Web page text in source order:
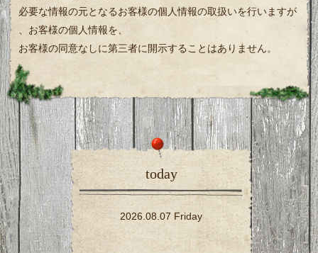
必要な情報の元となるお客様の個人情報の取扱いを行いますが
、お客様の個人情報を、
お客様の同意なしに第三者に開示することはありません。
today
2026.08.07 Friday